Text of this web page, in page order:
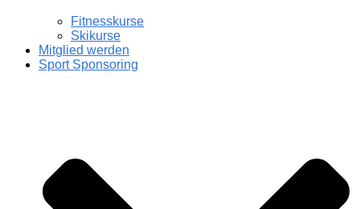
Fitnesskurse
Skikurse
Mitglied werden
Sport Sponsoring